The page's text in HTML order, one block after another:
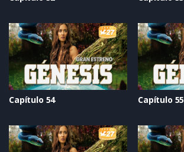
Capítulo 54 Capítulo 55